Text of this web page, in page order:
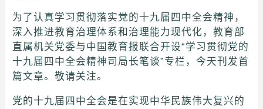
为了认真学习贯彻落实党的十九届四中全会精神，
深入推进教育治理体系和治理能力现代化，教育部
直属机关党委与中国教育报联合开设“学习贯彻党的
十九届四中全会精神司局长笔谈”专栏，今天刊发首
篇文章。敬请关注。
党的十九届四中全会是在实现中华民族伟大复兴的